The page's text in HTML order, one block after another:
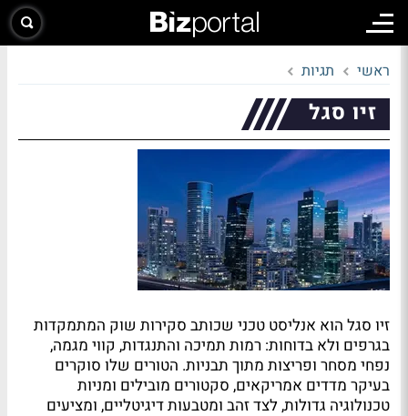
ראשי תגיות
זיו סגל
זיו סגל הוא אנליסט טכני שכותב סקירות שוק המתמקדות
בגרפים ולא בדוחות: רמות תמיכה והתנגדות, קווי מגמה,
נפחי מסחר ופריצות מתוך תבניות. הטורים שלו סוקרים
בעיקר מדדים אמריקאים, סקטורים מובילים ומניות
טכנולוגיה גדולות, לצד זהב ומטבעות דיגיטליים, ומציעים